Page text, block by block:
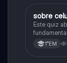
Biologia
sobre
Este quiz
1°EM